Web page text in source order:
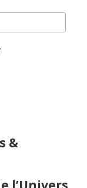
&